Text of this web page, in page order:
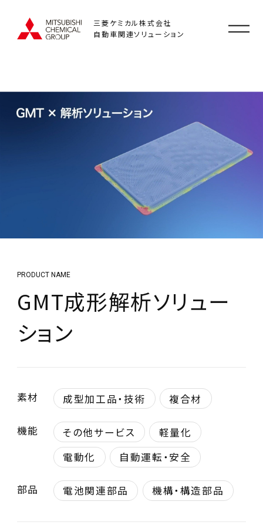
三菱ケミカル株式会社
自動車関連ソリューション
PRODUCT NAME
GMT成形解析ソリュー
ション
素材 成型加工品・技術 複合材
機能 その他サービス
軽量化
電動化
自動運転・安全
部品 電池関連部品 機構・構造部品